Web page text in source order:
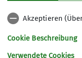
Akzeptieren
Cookie Beschreibung
Verwendete Cookies